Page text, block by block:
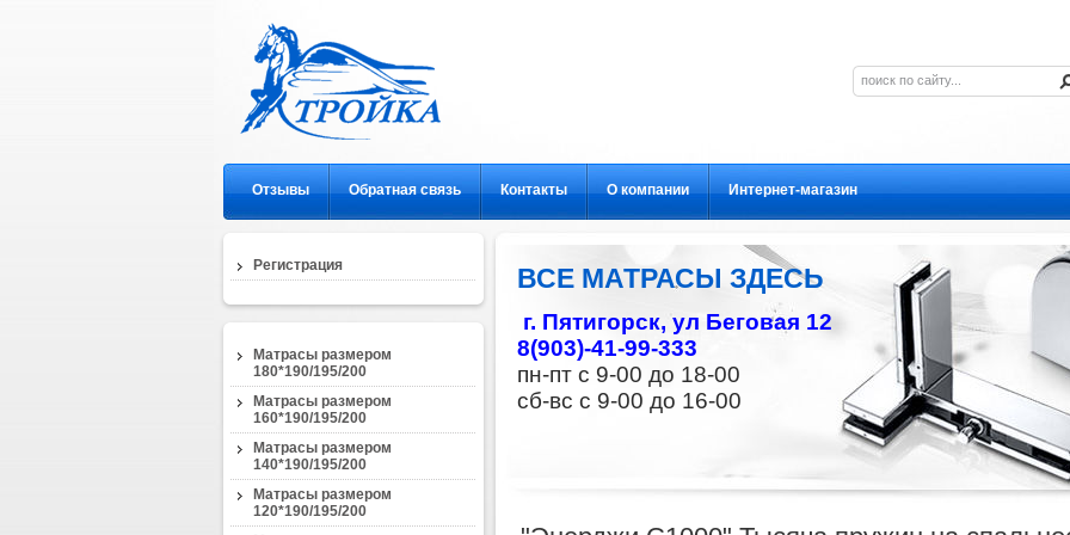
Отзывы Обратная связь Контакты О компании Интернет-магазин
ВСЕ МАТРАСЫ ЗДЕСЬ
г. Пятигорск, ул Беговая 12
8(903)-41-99-333
пн-пт с 9-00 до 18-00
сб-вс с 9-00 до 16-00
Регистрация
Матрасы размером
180*190/195/200
Матрасы размером
160*190/195/200
Матрасы размером
140*190/195/200
Матрасы размером
120*190/195/200